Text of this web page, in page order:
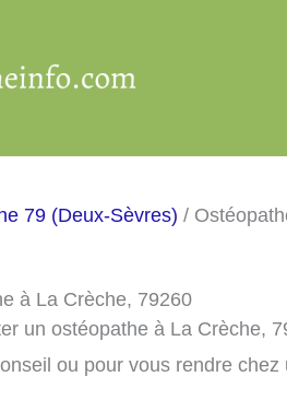
79 (Deux-Sèvres) /
à La Crèche, 79260
un ostéopathe à La Crèche,
ou pour vous rendre